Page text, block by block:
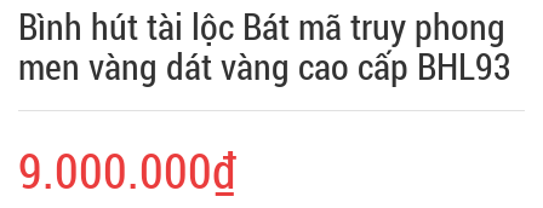
Bình hút tài lộc Bát mã truy phong
men vàng dát vàng cao cấp BHL93
9.000.000₫